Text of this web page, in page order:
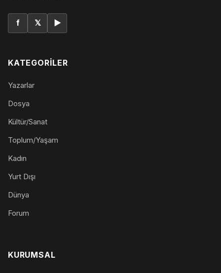
f 𝕏 ▶
KATEGORILER
Yazarlar
Dosya
Kültür/Sanat
Toplum/Yaşam
Kadın
Yurt Dışı
Dünya
Forum
KURUMSAL